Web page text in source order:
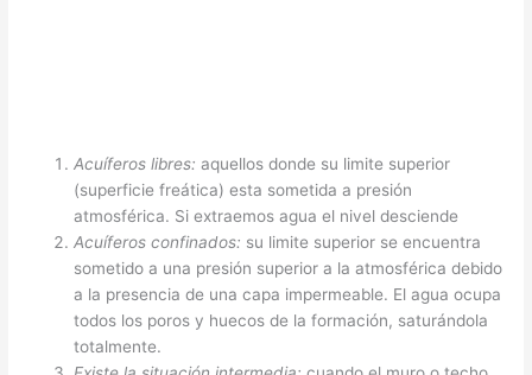
Acuíferos libres: aquellos donde su limite superior
(superficie freática) esta sometida a presión
atmosférica. Si extraemos agua el nivel desciende
Acuíferos confinados: su limite superior se encuentra
sometido a una presión superior a la atmosférica debido
a la presencia de una capa impermeable. El agua ocupa
todos los poros y huecos de la formación, saturándola
totalmente.